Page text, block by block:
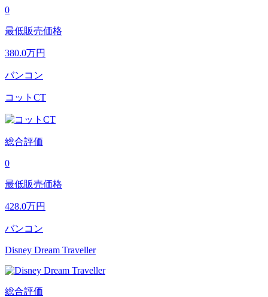
0
最低販売価格
380.0万円
バンコン
コットCT
総合評価
0
最低販売価格
428.0万円
バンコン
Disney Dream Traveller
総合評価